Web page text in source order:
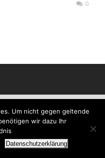
0
Um nicht gegen geltende
wir dazu Ihr
Datenschutzerklärung